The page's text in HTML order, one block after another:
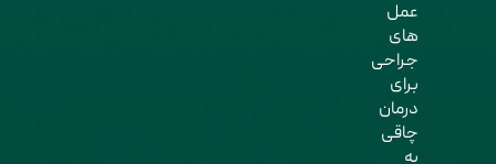
عمل
های
جراحی
برای
درمان
چاقی
به